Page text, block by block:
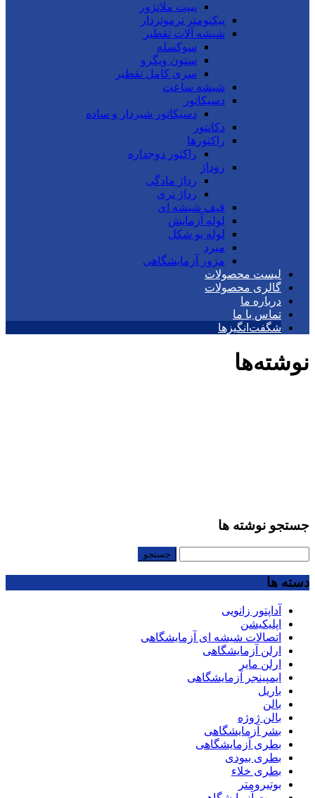
پیپت ملانژور
پیکنومتر ترموتردار
شیشه آلات تقطیر
سوکسله
ستون ویگرو
سری کامل تقطیر
شیشه ساعت
دسیکاتور
دسیکاتور شیردار و ساده
دکانتور
راکتورها
راکتور دوجداره
روداژ
رداژ مادگی
رداژ نری
قیف شیشه ای
لوله آزمایش
لوله یو شکل
مبرد
مزور آزمایشگاهی
لیست محصولات
گالری محصولات
درباره ما
تماس با ما
شگفت‌انگیزها
نوشته‌ها
جستجو نوشته ها
دسته ها
آداپتور زانویی
اپلیکیشن
اتصالات شیشه ای آزمایشگاهی
ارلن آزمایشگاهی
ارلن مایر
ایمپینجر آزمایشگاهی
باریل
بالن
بالن ژوژه
بشر آزمایشگاهی
بطری آزمایشگاهی
بطری بیودی
بطری خلاء
بوتیرومتر